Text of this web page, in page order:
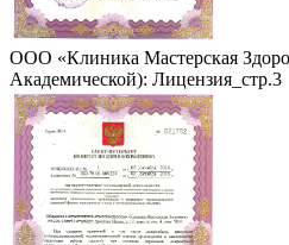
ООО «Клиника Мастерская
Академической): Лицензия_стр.3